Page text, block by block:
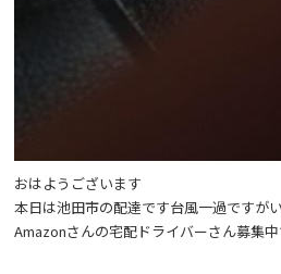
おはようございます
本日は池田市の配達です台風一過ですが
Amazonさんの宅配ドライバーさん募集